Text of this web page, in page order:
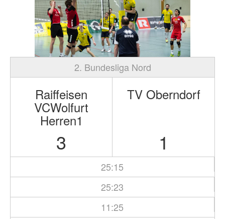
2. Bundesliga Nord
Raiffeisen
VCWolfurt
Herren1
TV Oberndorf
3 1
25:15
25:23
11:25